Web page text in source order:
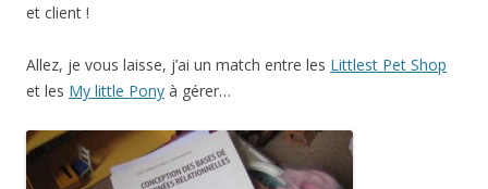
et client !
Allez, je vous laisse, j’ai un match entre les Littlest Pet Shop
et les My little Pony à gérer…